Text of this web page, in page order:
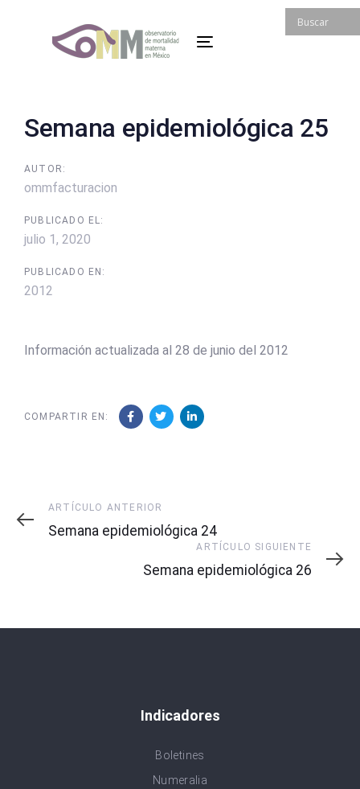
content
Toggle
Semana epidemiológica 25
AUTOR:
ommfacturacion
PUBLICADO EL:
julio 1, 2020
PUBLICADO EN:
2012
Información actualizada al 28 de junio del 2012
COMPARTIR EN:
Post
navigation
Artículo
Anterior
ARTÍCULO ANTERIOR
Semana epidemiológica 24
Siguiente
ARTÍCULO SIGUIENTE
Semana epidemiológica 26
Indicadores
Boletines
Numeralia